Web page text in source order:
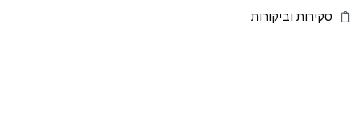
סקירות וביקורות